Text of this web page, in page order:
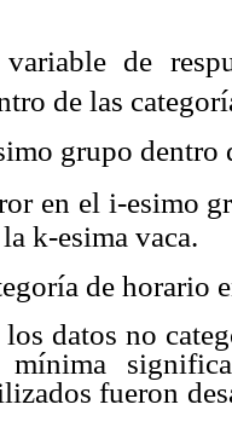
de
de las
grupo dentro
en el i-esimo
k-esima vaca.
de horario
datos no
mínima
fueron